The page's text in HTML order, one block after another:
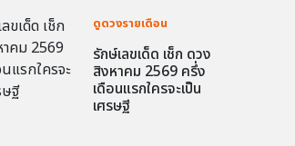
ดูดวงรายเดือน
รักษ์เลขเด็ด เช็ก ดวง
สิงหาคม 2569 ครึ่ง
เดือนแรกใครจะเป็น
เศรษฐี